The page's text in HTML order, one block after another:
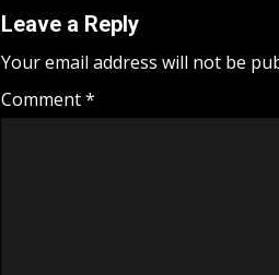
Leave a Reply
Your email address will not be
Comment*